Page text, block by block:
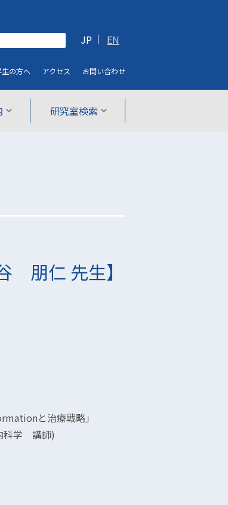
研究室検索
JP EN
生の方へ アクセス お問い合わせ
朋仁 先生】
と治療戦略」
科学 講師)